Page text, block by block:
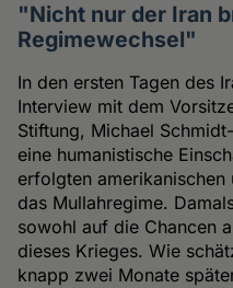
"Nicht nur der Iran
Regimewechsel"
In den ersten Tagen des
Interview mit dem
Stiftung, Michael
eine humanistische
erfolgten
das Mullahregime.
sowohl auf die Chancen
dieses Krieges. Wie
knapp zwei Monate